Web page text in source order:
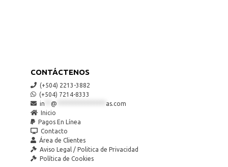
CONTÁCTENOS
(+504) 2213-3882
(+504) 7214-8333
in
@
as.com
Inicio
Pagos En Línea
Contacto
Área de Clientes
Aviso Legal / Politica de Privacidad
Política de Cookies